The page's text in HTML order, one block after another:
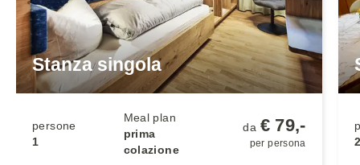
Stanza singola
persone
1
Meal plan
prima
colazione
da € 79,-
per persona